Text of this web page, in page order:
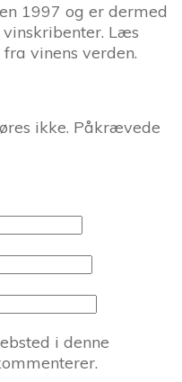
1997 og er dermed
Læs
vinens verden.
ikke. Påkrævede
i denne